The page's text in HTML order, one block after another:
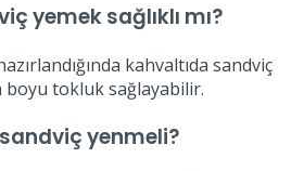
yemek sağlıklı mı?
kahvaltıda sandviç
boyu tokluk sağlayabilir.
yenmeli?